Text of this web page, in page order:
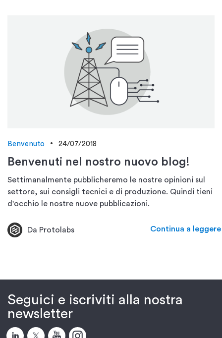
Benvenuto 24/07/2018
Benvenuti nel nostro nuovo blog!
Settimanalmente pubblicheremo le nostre opinioni sul
settore, sui consigli tecnici e di produzione. Quindi tieni
d'occhio le nostre nuove pubblicazioni.
Da Protolabs Continua a leggere
Seguici e iscriviti alla nostra
newsletter